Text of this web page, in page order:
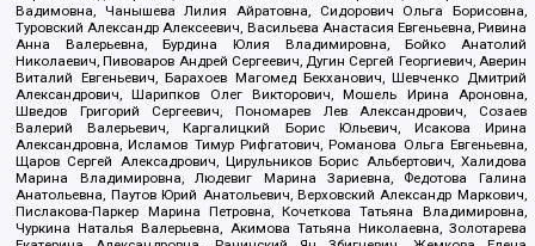
Вадимовна, Чанышева Лилия Айратовна, Сидорович Ольга Борисовна,
Туровский Александр Алексеевич, Васильева Анастасия Евгеньевна, Ривина
Анна Валерьевна, Бурдина Юлия Владимировна, Бойко Анатолий
Николаевич, Пивоваров Андрей Сергеевич, Дугин Сергей Георгиевич, Аверин
Виталий Евгеньевич, Барахоев Магомед Бекханович, Шевченко Дмитрий
Александрович, Шарипков Олег Викторович, Мошель Ирина Ароновна,
Шведов Григорий Сергеевич, Пономарев Лев Александрович, Созаев
Валерий Валерьевич, Каргалицкий Борис Юльевич, Исакова Ирина
Александровна, Исламов Тимур Рифгатович, Романова Ольга Евгеньевна,
Щаров Сергей Алексадрович, Цирульников Борис Альбертович, Халидова
Марина Владимировна, Людевиг Марина Зариевна, Федотова Галина
Анатольевна, Паутов Юрий Анатольевич, Верховский Александр Маркович,
Пислакова-Паркер Марина Петровна, Кочеткова Татьяна Владимировна,
Чуркина Наталья Валерьевна, Акимова Татьяна Николаевна, Золотарева